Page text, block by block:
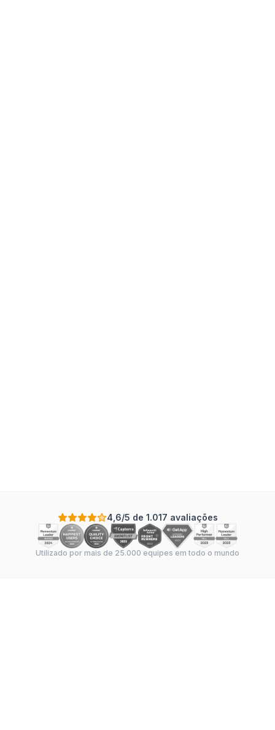
4,6/5 de 1.017 avaliações
Utilizado por mais de 25.000 equipes em todo o mundo